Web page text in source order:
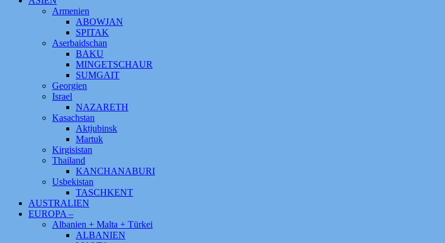
Armenien
ABOWJAN
SPITAK
Aserbaidschan
BAKU
MINGETSCHAUR
SUMGAIT
Georgien
Israel
NAZARETH
Kasachstan
Aktjubinsk
Martuk
Kirgisistan
Thailand
KANCHANABURI
Usbekistan
TASCHKENT
AUSTRALIEN
EUROPA –
Albanien + Malta + Türkei
ALBANIEN